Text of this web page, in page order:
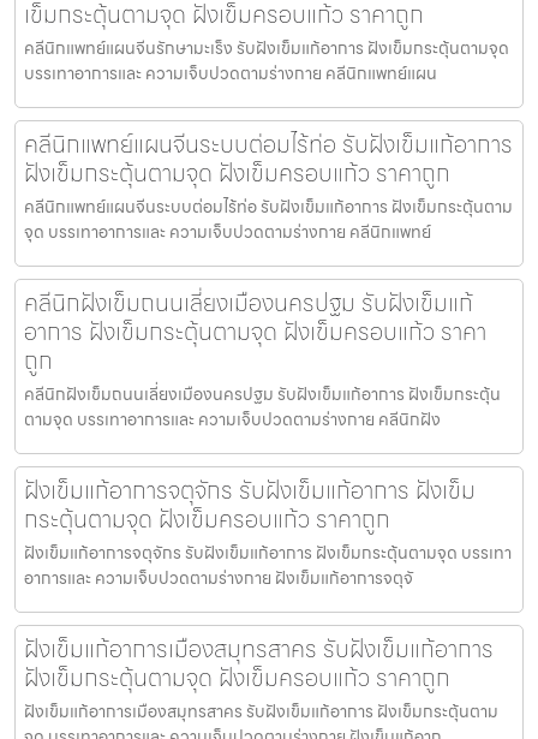
เข็มกระตุ้นตามจุด ฝังเข็มครอบแก้ว ราคาถูก
คลีนิกแพทย์แผนจีนรักษามะเร็ง รับฝังเข็มแก้อาการ ฝังเข็มกระตุ้นตามจุด
บรรเทาอาการและ ความเจ็บปวดตามร่างกาย คลีนิกแพทย์แผน
คลีนิกแพทย์แผนจีนระบบต่อมไร้ท่อ รับฝังเข็มแก้อาการ
ฝังเข็มกระตุ้นตามจุด ฝังเข็มครอบแก้ว ราคาถูก
คลีนิกแพทย์แผนจีนระบบต่อมไร้ท่อ รับฝังเข็มแก้อาการ ฝังเข็มกระตุ้นตาม
จุด บรรเทาอาการและ ความเจ็บปวดตามร่างกาย คลีนิกแพทย์
คลีนิกฝังเข็มถนนเลี่ยงเมืองนครปฐม รับฝังเข็มแก้
อาการ ฝังเข็มกระตุ้นตามจุด ฝังเข็มครอบแก้ว ราคา
ถูก
คลีนิกฝังเข็มถนนเลี่ยงเมืองนครปฐม รับฝังเข็มแก้อาการ ฝังเข็มกระตุ้น
ตามจุด บรรเทาอาการและ ความเจ็บปวดตามร่างกาย คลีนิกฝัง
ฝังเข็มแก้อาการจตุจักร รับฝังเข็มแก้อาการ ฝังเข็ม
กระตุ้นตามจุด ฝังเข็มครอบแก้ว ราคาถูก
ฝังเข็มแก้อาการจตุจักร รับฝังเข็มแก้อาการ ฝังเข็มกระตุ้นตามจุด บรรเทา
อาการและ ความเจ็บปวดตามร่างกาย ฝังเข็มแก้อาการจตุจั
ฝังเข็มแก้อาการเมืองสมุทรสาคร รับฝังเข็มแก้อาการ
ฝังเข็มกระตุ้นตามจุด ฝังเข็มครอบแก้ว ราคาถูก
ฝังเข็มแก้อาการเมืองสมุทรสาคร รับฝังเข็มแก้อาการ ฝังเข็มกระตุ้นตาม